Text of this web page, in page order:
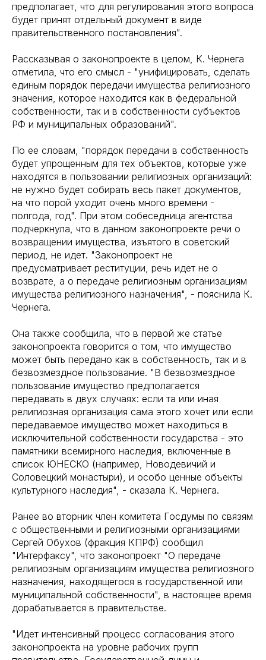
предполагает, что для регулирования этого вопроса
будет принят отдельный документ в виде
правительственного постановления".
Рассказывая о законопроекте в целом, К. Чернега
отметила, что его смысл - "унифицировать, сделать
единым порядок передачи имущества религиозного
значения, которое находится как в федеральной
собственности, так и в собственности субъектов
РФ и муниципальных образований".
По ее словам, "порядок передачи в собственность
будет упрощенным для тех объектов, которые уже
находятся в пользовании религиозных организаций:
не нужно будет собирать весь пакет документов,
на что порой уходит очень много времени -
полгода, год". При этом собеседница агентства
подчеркнула, что в данном законопроекте речи о
возвращении имущества, изъятого в советский
период, не идет. "Законопроект не
предусматривает реституции, речь идет не о
возврате, а о передаче религиозным организациям
имущества религиозного назначения", - пояснила К.
Чернега.
Она также сообщила, что в первой же статье
законопроекта говорится о том, что имущество
может быть передано как в собственность, так и в
безвозмездное пользование. "В безвозмездное
пользование имущество предполагается
передавать в двух случаях: если та или иная
религиозная организация сама этого хочет или если
передаваемое имущество может находиться в
исключительной собственности государства - это
памятники всемирного наследия, включенные в
список ЮНЕСКО (например, Новодевичий и
Соловецкий монастыри), и особо ценные объекты
культурного наследия", - сказала К. Чернега.
Ранее во вторник член комитета Госдумы по связям
с общественными и религиозными организациями
Сергей Обухов (фракция КПРФ) сообщил
"Интерфаксу", что законопроект "О передаче
религиозным организациям имущества религиозного
назначения, находящегося в государственной или
муниципальной собственности", в настоящее время
дорабатывается в правительстве.
"Идет интенсивный процесс согласования этого
законопроекта на уровне рабочих групп